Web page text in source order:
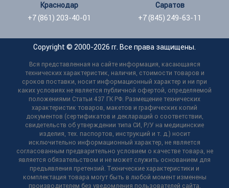
Краснодар
+7 (861) 203-40-01
Саратов
+7 (845) 249-63-11
Copyright © 2000-2026 гг. Все права защищены.
Вся представленная на сайте информация, касающаяся
технических характеристик, наличия, стоимости товаров и
сроков поставки, носит информационный характер и ни при
каких условиях не является публичной офертой, определяемой
положениями Статьи 437 ГК РФ. Размещение технических
характеристик товаров, макетов и графических копий
документов (сертификатов и деклараций о соответствии,
свидетельств об утверждении типа СИ, Р/У на медицинские
изделия, тех. паспортов, инструкций и т. д.) носит
исключительно информационный характер, не является
согласованным предварительно условием о качестве товара, не
является обязательством и не может служить основанием для
предъявления претензий. Технические характеристики и
комплектация товара могут быть в любой момент изменены
производителем без уведомления пользователей сайта,